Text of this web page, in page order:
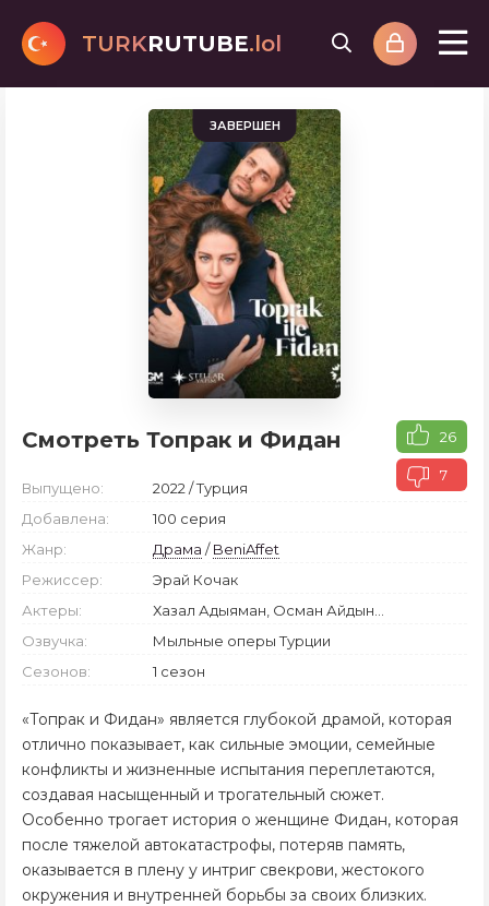
TURKRUTUBE.lol
ЗАВЕРШЕН
Смотреть Топрак и Фидан 26
7
Выпущено:
2022 / Турция
Добавлена:
100 серия
Жанр:
Драма /BeniAffet
Режиссер:
Эрай Кочак
Актеры:
Хазал Адыяман, Осман Айдын...
Озвучка:
Мыльные оперы Турции
Сезонов:
1 сезон
«Топрак и Фидан» является глубокой драмой, которая
отлично показывает, как сильные эмоции, семейные
конфликты и жизненные испытания переплетаются,
создавая насыщенный и трогательный сюжет.
Особенно трогает история о женщине Фидан, которая
после тяжелой автокатастрофы, потеряв память,
оказывается в плену у интриг свекрови, жестокого
окружения и внутренней борьбы за своих близких.